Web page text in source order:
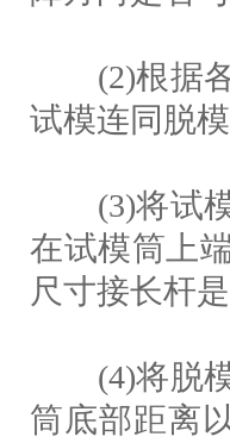
(2)根据各
试模连同脱
(3)将试模
在试模筒上
尺寸接长杆
(4)将脱模
筒底部距离